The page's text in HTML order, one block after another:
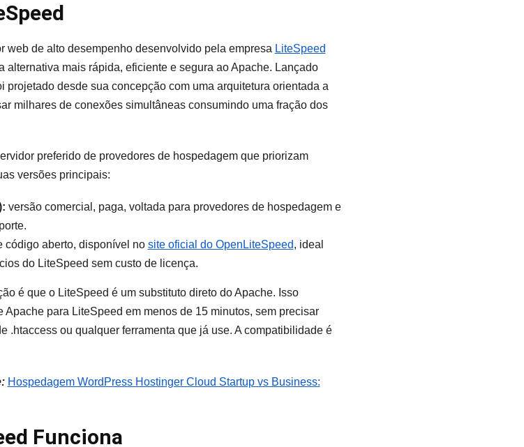
web de alto desempenho desenvolvido pela empresa LiteSpeed
alternativa mais rápida, eficiente e segura ao Apache. Lançado
desde sua concepção com uma arquitetura orientada a
milhares de conexões simultâneas consumindo uma fração dos
preferido de provedores de hospedagem que priorizam
versões principais:
versão comercial, paga, voltada para provedores de hospedagem e
código aberto, disponível no site oficial do OpenLiteSpeed, ideal
do LiteSpeed sem custo de licença.
é que o LiteSpeed é um substituto direto do Apache. Isso
para LiteSpeed em menos de 15 minutos, sem precisar
.htaccess ou qualquer ferramenta que já use. A compatibilidade é
Hospedagem WordPress Hostinger Cloud Startup vs Business:
Funciona